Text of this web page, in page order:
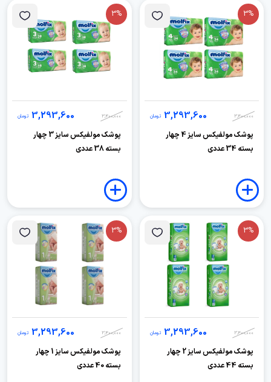
3%
3,400,000
3,293,600 تومان
پوشک مولفیکس سایز 4 چهار
بسته 34 عددی
3%
3,400,000
3,293,600 تومان
پوشک مولفیکس سایز 3 چهار
بسته 38 عددی
3%
3,400,000
3,293,600 تومان
پوشک مولفیکس سایز 2 چهار
بسته 44 عددی
3%
3,400,000
3,293,600 تومان
پوشک مولفیکس سایز 1 چهار
بسته 40 عددی